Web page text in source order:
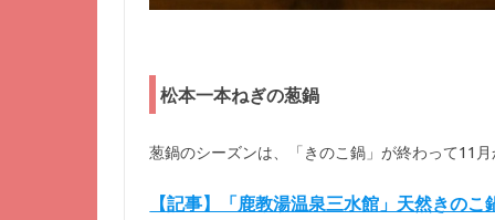
松本一本ねぎの葱鍋
葱鍋のシーズンは、「きのこ鍋」が終わって11
【記事】「鹿教湯温泉三水館」天然きの